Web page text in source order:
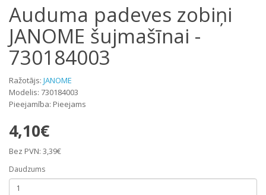
Auduma padeves zobiņi
JANOME šujmašīnai -
730184003
Ražotājs: JANOME
Modelis: 730184003
Pieejamība: Pieejams
4,10€
Bez PVN: 3,39€
Daudzums